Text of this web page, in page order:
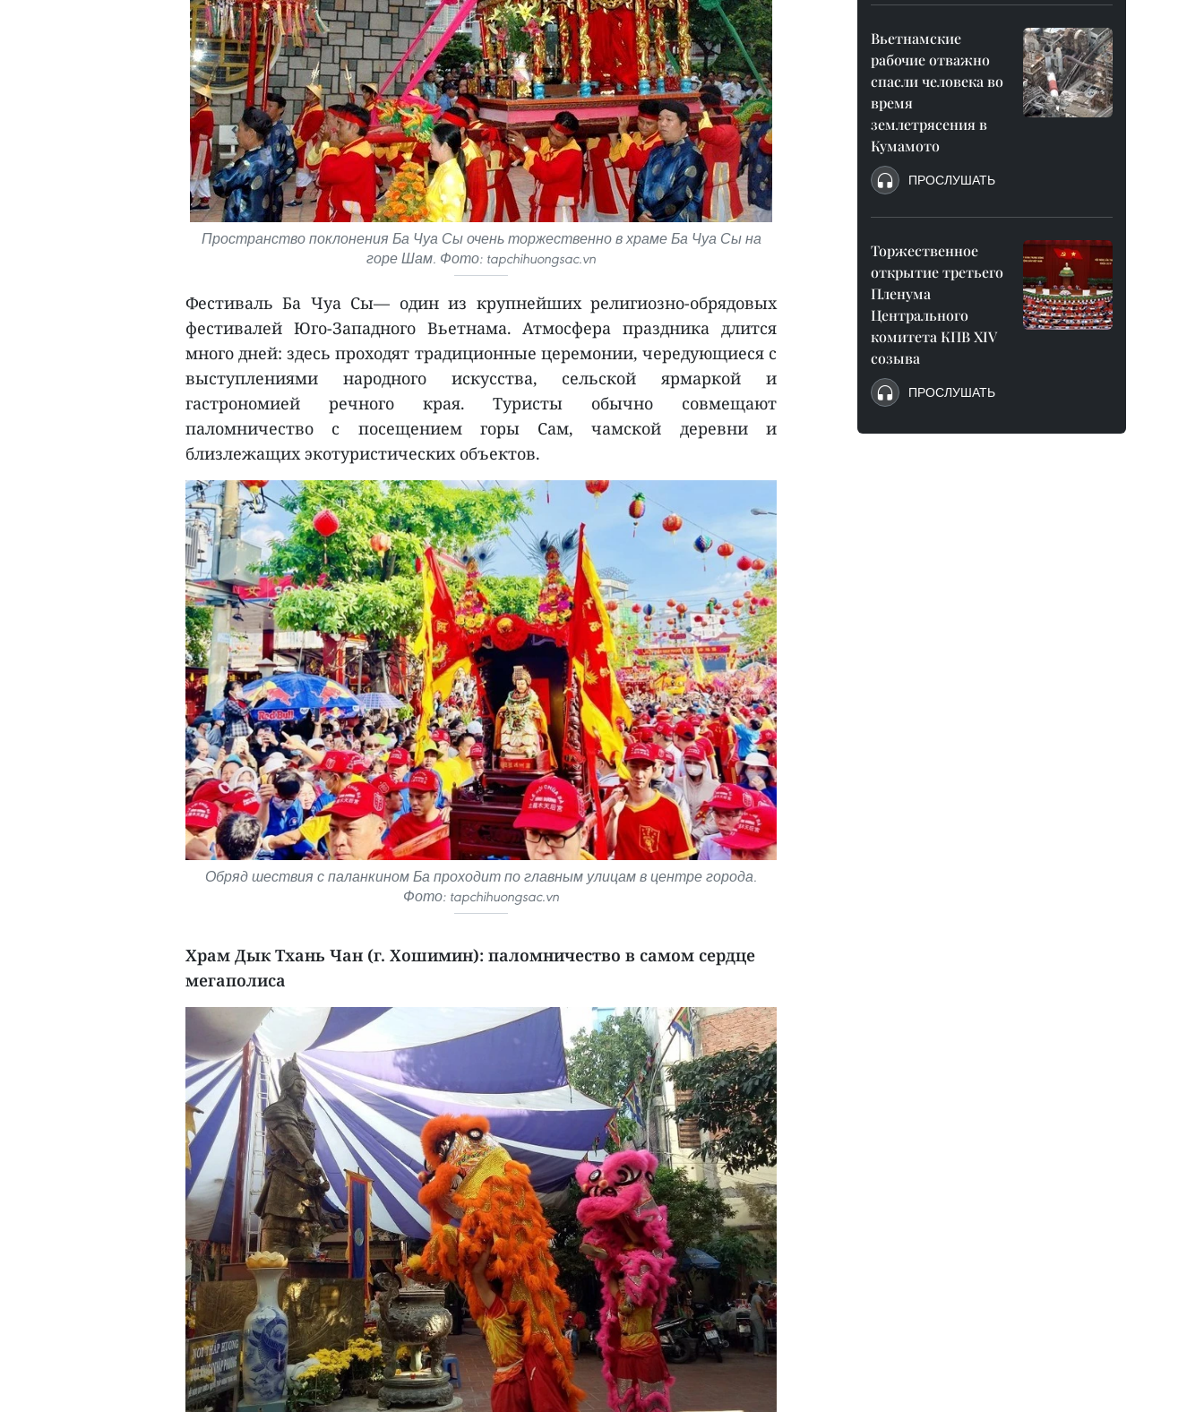
Пространство поклонения Ба Чуа Сы очень торжественно в храме Ба Чуа Сы на
горе Шам. Фото: tapchihuongsac.vn
Фестиваль Ба Чуа Сы— один из крупнейших религиозно-обрядовых
фестивалей Юго-Западного Вьетнама. Атмосфера праздника длится
много дней: здесь проходят традиционные церемонии, чередующиеся с
выступлениями народного искусства, сельской ярмаркой и
гастрономией речного края. Туристы обычно совмещают
паломничество с посещением горы Сам, чамской деревни и
близлежащих экотуристических объектов.
Обряд шествия с паланкином Ба проходит по главным улицам в центре города.
Фото: tapchihuongsac.vn
Храм Дык Тхань Чан (г. Хошимин): паломничество в самом сердце
мегаполиса
Вьетнамские
рабочие отважно
спасли человека во
время
землетрясения в
Кумамото
ПРОСЛУШАТЬ
Торжественное
открытие третьего
Пленума
Центрального
комитета КПВ XIV
созыва
ПРОСЛУШАТЬ